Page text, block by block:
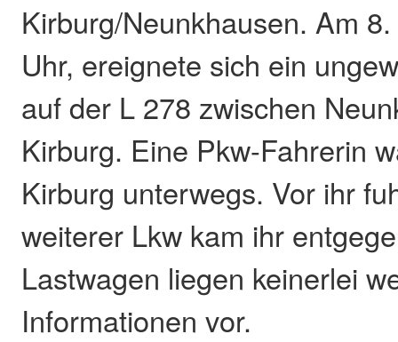
Kirburg/Neunkhausen. Am
Uhr, ereignete sich ein
auf der L 278 zwischen
Kirburg. Eine Pkw-Fahrerin
Kirburg unterwegs. Vor ihr
weiterer Lkw kam ihr
Lastwagen liegen keinerlei
Informationen vor.